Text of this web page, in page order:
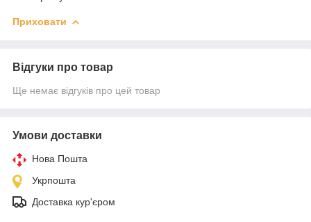
Приховати
Відгуки про товар
Ще немає відгуків про цей товар
Умови доставки
Нова Пошта
Укрпошта
Доставка кур'єром